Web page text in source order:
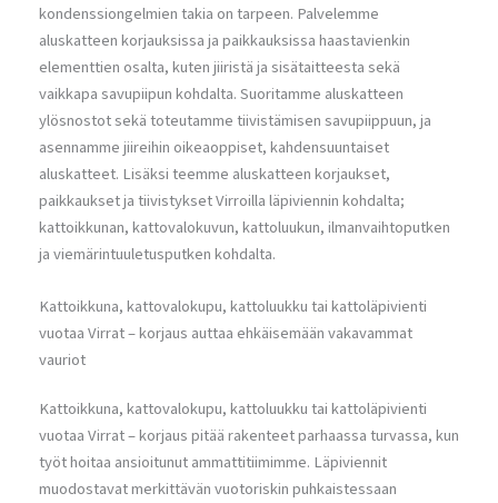
kondenssiongelmien takia on tarpeen. Palvelemme
aluskatteen korjauksissa ja paikkauksissa haastavienkin
elementtien osalta, kuten jiiristä ja sisätaitteesta sekä
vaikkapa savupiipun kohdalta. Suoritamme aluskatteen
ylösnostot sekä toteutamme tiivistämisen savupiippuun, ja
asennamme jiireihin oikeaoppiset, kahdensuuntaiset
aluskatteet. Lisäksi teemme aluskatteen korjaukset,
paikkaukset ja tiivistykset Virroilla läpiviennin kohdalta;
kattoikkunan, kattovalokuvun, kattoluukun, ilmanvaihtoputken
ja viemärintuuletusputken kohdalta.
Kattoikkuna, kattovalokupu, kattoluukku tai kattoläpivienti
vuotaa Virrat – korjaus auttaa ehkäisemään vakavammat
vauriot
Kattoikkuna, kattovalokupu, kattoluukku tai kattoläpivienti
vuotaa Virrat – korjaus pitää rakenteet parhaassa turvassa, kun
työt hoitaa ansioitunut ammattitiimimme. Läpiviennit
muodostavat merkittävän vuotoriskin puhkaistessaan